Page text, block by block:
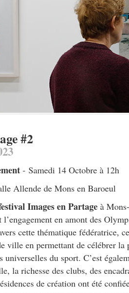
#2
- Samedi 14 Octobre à 12h
Allende de Mons en Baroeul
Images en Partage à
en amont des
cette thématique fédératrice,
ville en permettant de célébrer la
universelles du sport. C’est
la richesse des clubs, des
de création ont été